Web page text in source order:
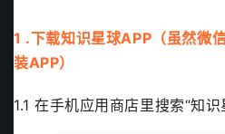
1 .下载知识星球APP（虽然微
装APP）
1.1 在手机应用商店里搜索“知识